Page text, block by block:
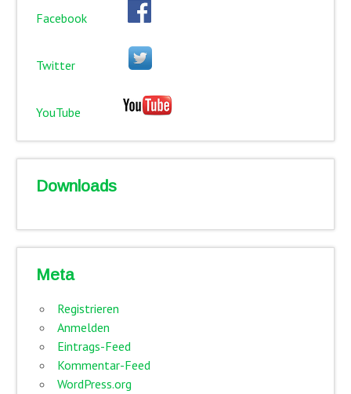
Facebook
Twitter
YouTube
Downloads
Meta
Registrieren
Anmelden
Eintrags-Feed
Kommentar-Feed
WordPress.org